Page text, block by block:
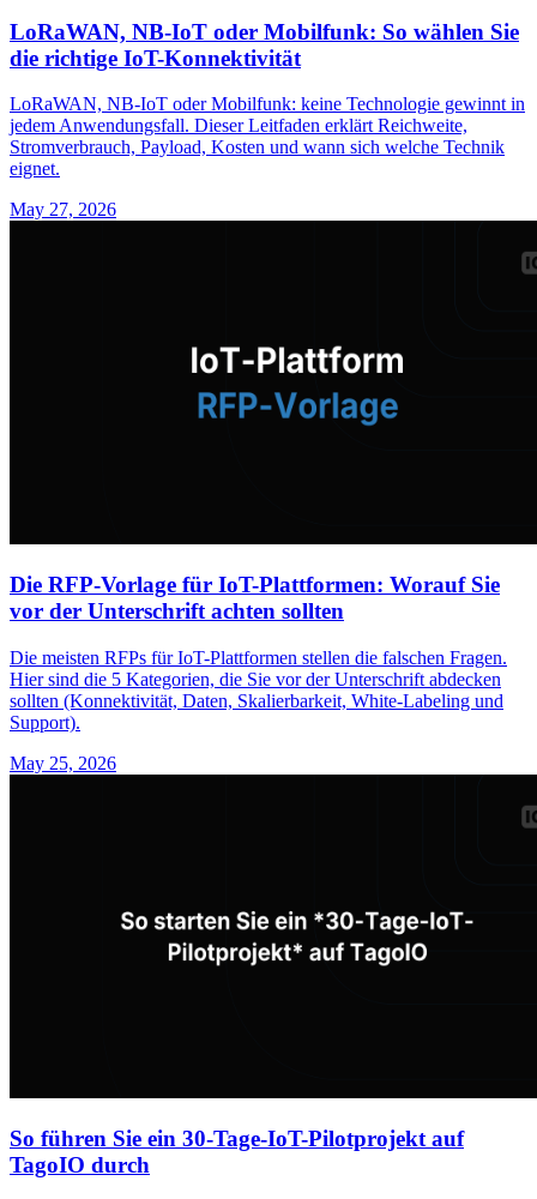
LoRaWAN, NB-IoT oder Mobilfunk: So wählen Sie
die richtige IoT-Konnektivität
LoRaWAN, NB-IoT oder Mobilfunk: keine Technologie gewinnt in
jedem Anwendungsfall. Dieser Leitfaden erklärt Reichweite,
Stromverbrauch, Payload, Kosten und wann sich welche Technik
eignet.
May 27, 2026
Die RFP-Vorlage für IoT-Plattformen: Worauf Sie
vor der Unterschrift achten sollten
Die meisten RFPs für IoT-Plattformen stellen die falschen Fragen.
Hier sind die 5 Kategorien, die Sie vor der Unterschrift abdecken
sollten (Konnektivität, Daten, Skalierbarkeit, White-Labeling und
Support).
May 25, 2026
So führen Sie ein 30-Tage-IoT-Pilotprojekt auf
TagoIO durch